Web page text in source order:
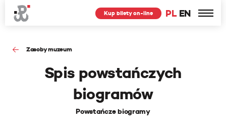
PL EN
Kup bilety on-line
Zasoby muzeum
Spis powstańczych
biogramów
Powstańcze biogramy